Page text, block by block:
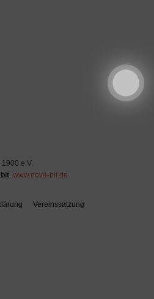
e.V.
. www.nova-bit.de
Vereinssatzung